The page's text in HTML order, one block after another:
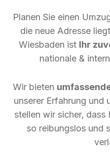
Planen Sie einen
die neue Adresse
Wiesbaden ist Ihr
nationale &
Wir bieten
unserer Erfahrung und
stellen wir sicher, dass
so reibungslos und